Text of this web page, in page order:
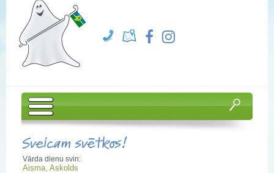
Sveicam svētkos!
Vārda dienu svin:
Aisma, Askolds